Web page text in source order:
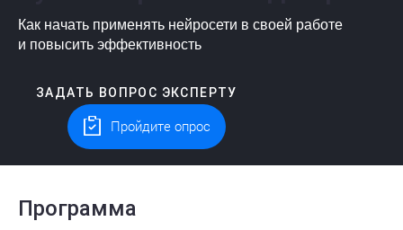
Как начать применять нейросети в своей работе
и повысить эффективность
ЗАДАТЬ ВОПРОС ЭКСПЕРТУ
Программа
Пройдите опрос